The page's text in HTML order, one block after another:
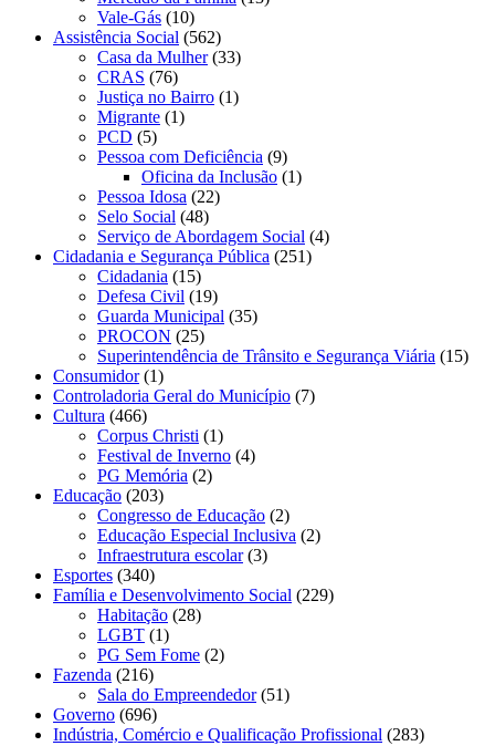
Vale-Gás (10)
Assistência Social (562)
Casa da Mulher(33)
CRAS (76)
Justiça no Bairro (1)
Migrante (1)
PCD (5)
Pessoa com Deficiência (9)
Oficina da Inclusão (1)
Pessoa Idosa (22)
Selo Social (48)
Serviço de Abordagem Social (4)
Cidadania e Segurança Pública (251)
Cidadania (15)
Defesa Civil (19)
Guarda Municipal (35)
PROCON (25)
Superintendência de Trânsito e Segurança Viária (15)
Consumidor(1)
Controladoria Geral do Município (7)
Cultura (466)
Corpus Christi (1)
Festival de Inverno (4)
PG Memória (2)
Educação (203)
Congresso de Educação (2)
Educação Especial Inclusiva (2)
Infraestrutura escolar(3)
Esportes (340)
Família e Desenvolvimento Social (229)
Habitação (28)
LGBT (1)
PG Sem Fome (2)
Fazenda (216)
Sala do Empreendedor(51)
Governo (696)
Indústria, Comércio e Qualificação Profissional (283)